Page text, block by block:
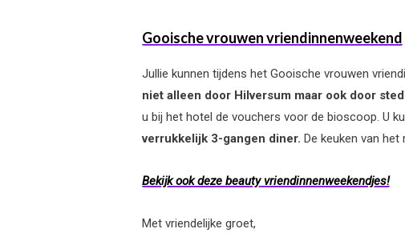
Gooische vrouwen vriendinnenweekend
Jullie kunnen tijdens het Gooische vrouwen
niet alleen door Hilversum maar ook door
u bij het hotel de vouchers voor de bioscoop. U
verrukkelijk 3-gangen diner. De keuken van
Bekijk ook deze beauty vriendinnenweekendjes!
Met vriendelijke groet,